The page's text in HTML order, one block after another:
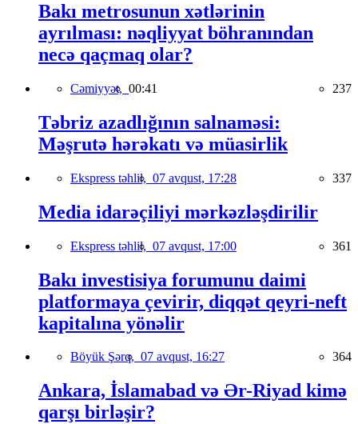
Bakı metrosunun xətlərinin
ayrılması: nəqliyyat böhranından
necə qaçmaq olar?
Cəmiyyət, 00:41 237
Təbriz azadlığının salnaməsi:
Məşrutə hərəkatı və müasirlik
Ekspress təhlil, 07 avqust, 17:28 337
Media idarəçiliyi mərkəzləşdirilir
Ekspress təhlil, 07 avqust, 17:00 361
Bakı investisiya forumunu daimi
platformaya çevirir, diqqət qeyri-neft
kapitalına yönəlir
Böyük Şərq, 07 avqust, 16:27 364
Ankara, İslamabad və Ər-Riyad kimə
qarşı birləşir?